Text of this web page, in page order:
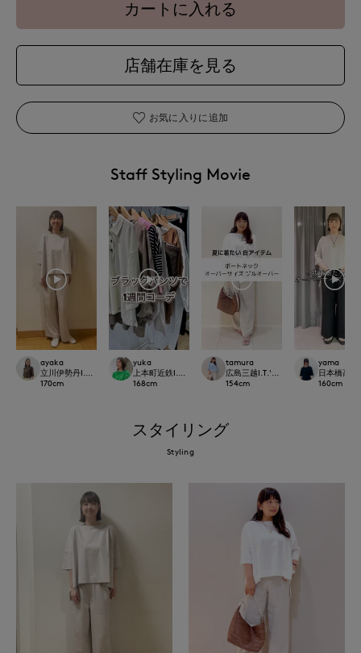
カートに入れる
店舗在庫を見る
お気に入りに追加
Staff Styling Movie
ayaka
立川伊勢丹I.T.'S.international
170cm
yuka
上本町近鉄I.T.'S.international
168cm
tamura
広島三越I.T.'S.international
154cm
yama
日本橋高島
160cm
スタイリング
Styling